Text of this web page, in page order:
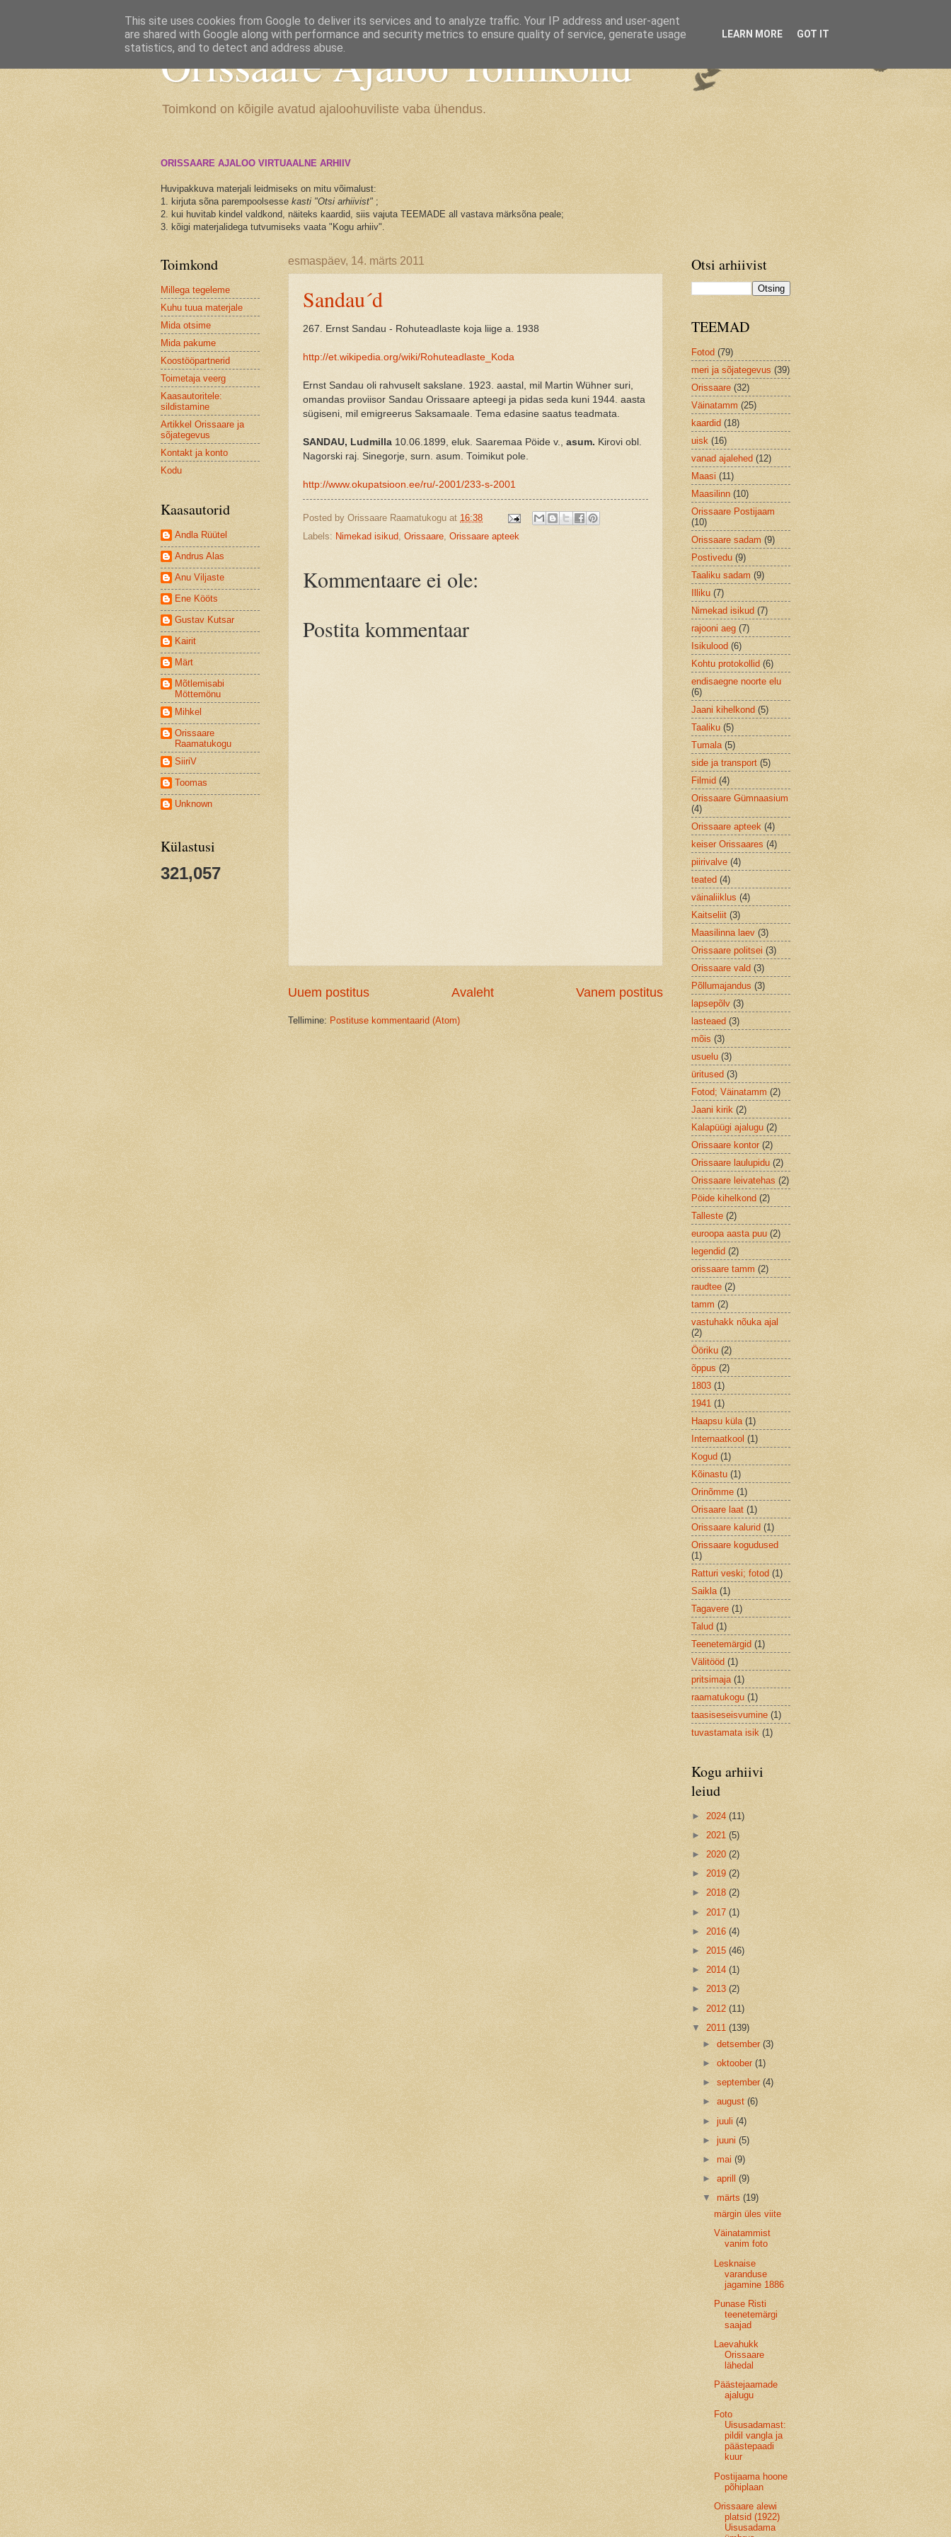
Orissaare Ajaloo Toimkond
Toimkond on kõigile avatud ajaloohuviliste vaba ühendus.
ORISSAARE AJALOO VIRTUAALNE ARHIIV
Huvipakkuva materjali leidmiseks on mitu võimalust:
1. kirjuta sõna parempoolsesse kasti "Otsi arhiivist" ;
2. kui huvitab kindel valdkond, näiteks kaardid, siis vajuta TEEMADE all vastava märksõna peale;
3. kõigi materjalidega tutvumiseks vaata "Kogu arhiiv".
esmaspäev, 14. märts 2011
Sandau´d
267. Ernst Sandau - Rohuteadlaste koja liige a. 1938
http://et.wikipedia.org/wiki/Rohuteadlaste_Koda
Ernst Sandau oli rahvuselt sakslane. 1923. aastal, mil Martin Wühner suri,
omandas proviisor Sandau Orissaare apteegi ja pidas seda kuni 1944. aasta
sügiseni, mil emigreerus Saksamaale. Tema edasine saatus teadmata.
SANDAU, Ludmilla 10.06.1899, eluk. Saaremaa Pöide v., asum. Kirovi obl.
Nagorski raj. Sinegorje, surn. asum. Toimikut pole.
http://www.okupatsioon.ee/ru/-2001/233-s-2001
Posted by Orissaare Raamatukogu at 16:38
Labels: Nimekad isikud, Orissaare, Orissaare apteek
Kommentaare ei ole:
Postita kommentaar
Uuem postitus Vanem postitus
Avaleht
Tellimine: Postituse kommentaarid (Atom)
Toimkond
Millega tegeleme
Kuhu tuua materjale
Mida otsime
Mida pakume
Koostööpartnerid
Toimetaja veerg
Kaasautoritele:
sildistamine
Artikkel Orissaare ja
sõjategevus
Kontakt ja konto
Kodu
Kaasautorid
Andla Rüütel
Andrus Alas
Anu Viljaste
Ene Kööts
Gustav Kutsar
Kairit
Märt
Mõtlemisabi
Möttemönu
Mihkel
Orissaare
Raamatukogu
SiiriV
Toomas
Unknown
Külastusi
321,057
Otsi arhiivist
TEEMAD
Fotod (79)
meri ja sõjategevus (39)
Orissaare (32)
Väinatamm (25)
kaardid (18)
uisk (16)
vanad ajalehed (12)
Maasi (11)
Maasilinn (10)
Orissaare Postijaam
(10)
Orissaare sadam (9)
Postivedu (9)
Taaliku sadam (9)
Illiku (7)
Nimekad isikud (7)
rajooni aeg (7)
Isikulood (6)
Kohtu protokollid (6)
endisaegne noorte elu
(6)
Jaani kihelkond (5)
Taaliku (5)
Tumala (5)
side ja transport (5)
Filmid (4)
Orissaare Gümnaasium
(4)
Orissaare apteek (4)
keiser Orissaares (4)
piirivalve (4)
teated (4)
väinaliiklus (4)
Kaitseliit (3)
Maasilinna laev (3)
Orissaare politsei (3)
Orissaare vald (3)
Põllumajandus (3)
lapsepõlv (3)
lasteaed (3)
mõis (3)
usuelu (3)
üritused (3)
Fotod; Väinatamm (2)
Jaani kirik (2)
Kalapüügi ajalugu (2)
Orissaare kontor (2)
Orissaare laulupidu (2)
Orissaare leivatehas (2)
Pöide kihelkond (2)
Talleste (2)
euroopa aasta puu (2)
legendid (2)
orissaare tamm (2)
raudtee (2)
tamm (2)
vastuhakk nõuka ajal
(2)
Ööriku (2)
õppus (2)
1803 (1)
1941 (1)
Haapsu küla (1)
Internaatkool (1)
Kogud (1)
Kõinastu (1)
Orinõmme (1)
Orisaare laat (1)
Orissaare kalurid (1)
Orissaare kogudused
(1)
Ratturi veski; fotod (1)
Saikla (1)
Tagavere (1)
Talud (1)
Teenetemärgid (1)
Välitööd (1)
pritsimaja (1)
raamatukogu (1)
taasiseseisvumine (1)
tuvastamata isik (1)
Kogu arhiivi
leiud
► 2024 (11)
► 2021 (5)
► 2020 (2)
► 2019 (2)
► 2018 (2)
► 2017 (1)
► 2016 (4)
► 2015 (46)
► 2014 (1)
► 2013 (2)
► 2012 (11)
▼ 2011 (139)
►detsember(3)
►oktoober(1)
►september(4)
►august(6)
►juuli(4)
►juuni(5)
►mai(9)
►aprill(9)
▼märts(19)
märgin üles viite
Väinatammist
vanim foto
Lesknaise
varanduse
jagamine 1886
Punase Risti
teenetemärgi
saajad
Laevahukk
Orissaare
lähedal
Päästejaamade
ajalugu
Foto
Uisusadamast:
pildil vangla ja
päästepaadi
kuur
Postijaama hoone
põhiplaan
Orissaare alewi
platsid (1922)
Uisusadama
This site uses cookies from Google to deliver its services and to analyze traffic. Your IP address and user-agent
are shared with Google along with performance and security metrics to ensure quality of service, generate usage
statistics, and to detect and address abuse.
LEARN MORE GOT IT